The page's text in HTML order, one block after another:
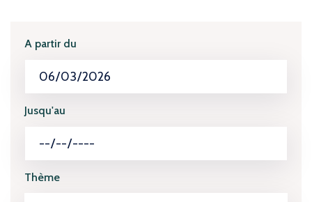
A partir du
Jusqu'au
Thème